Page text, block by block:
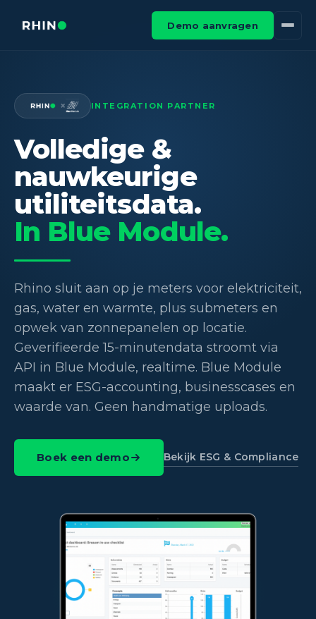
Demo aanvragen
× INTEGRATION PARTNER
Volledige &
nauwkeurige
utiliteitsdata.
In Blue Module.
Rhino sluit aan op je meters voor elektriciteit,
gas, water en warmte, plus submeters en
opwek van zonnepanelen op locatie.
Geverifieerde 15-minutendata stroomt via
API in Blue Module, realtime. Blue Module
maakt er ESG-accounting, businesscases en
waarde van. Geen handmatige uploads.
Boek een demo Bekijk ESG & Compliance